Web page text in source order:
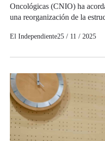
Oncológicas (CNIO) ha
una reorganización de la
El Independiente25 / 11 / 2025